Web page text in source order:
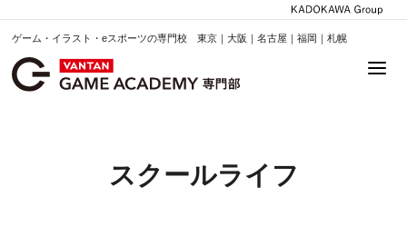
ゲーム・イラスト・eスポーツの専門校 東京｜大阪｜名古屋｜福岡｜札幌
スクールライフ